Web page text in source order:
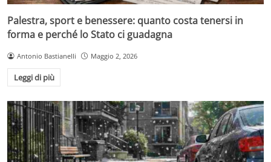
Palestra, sport e benessere: quanto costa tenersi in
forma e perché lo Stato ci guadagna
Antonio Bastianelli Maggio 2, 2026
Leggi di più